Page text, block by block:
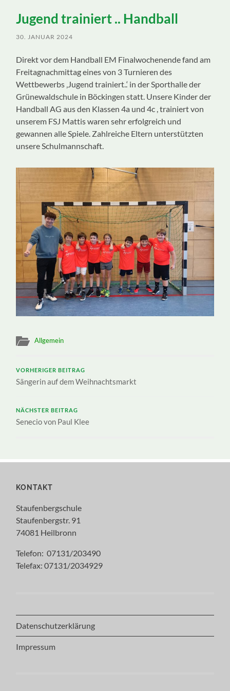
Jugend trainiert .. Handball
30. JANUAR 2024
Direkt vor dem Handball EM Finalwochenende fand am
Freitagnachmittag eines von 3 Turnieren des
Wettbewerbs ‚Jugend trainiert..‘ in der Sporthalle der
Grünewaldschule in Böckingen statt. Unsere Kinder der
Handball AG aus den Klassen 4a und 4c , trainiert von
unserem FSJ Mattis waren sehr erfolgreich und
gewannen alle Spiele. Zahlreiche Eltern unterstützten
unsere Schulmannschaft.
Allgemein
VORHERIGER BEITRAG
Sängerin auf dem Weihnachtsmarkt
NÄCHSTER BEITRAG
Senecio von Paul Klee
KONTAKT
Staufenbergschule
Staufenbergstr. 91
74081 Heilbronn
Telefon: 07131/203490
Telefax: 07131/2034929
Datenschutzerklärung
Impressum